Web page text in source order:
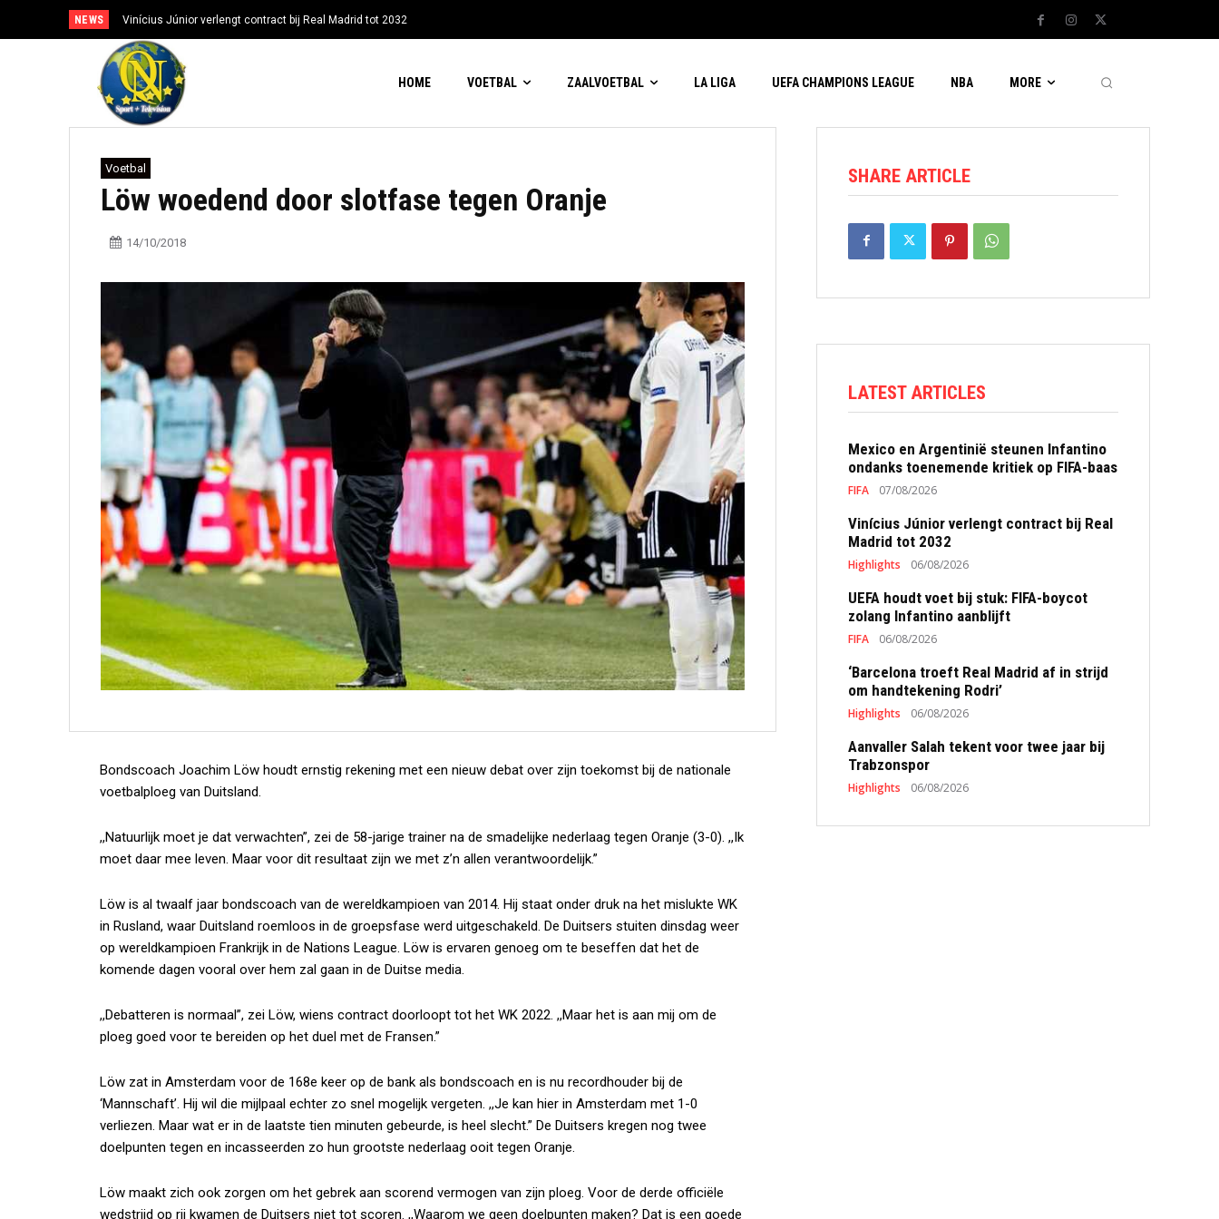
NEWS Vinícius Júnior verlengt contract bij Real Madrid tot 2032
HOME VOETBAL ZAALVOETBAL LA LIGA UEFA CHAMPIONS LEAGUE NBA MORE
Voetbal
Löw woedend door slotfase tegen Oranje
14/10/2018
Bondscoach Joachim Löw houdt ernstig rekening met een nieuw debat over zijn toekomst bij de nationale
voetbalploeg van Duitsland.
,,Natuurlijk moet je dat verwachten”, zei de 58-jarige trainer na de smadelijke nederlaag tegen Oranje (3-0). ,,Ik
moet daar mee leven. Maar voor dit resultaat zijn we met z’n allen verantwoordelijk.”
Löw is al twaalf jaar bondscoach van de wereldkampioen van 2014. Hij staat onder druk na het mislukte WK
in Rusland, waar Duitsland roemloos in de groepsfase werd uitgeschakeld. De Duitsers stuiten dinsdag weer
op wereldkampioen Frankrijk in de Nations League. Löw is ervaren genoeg om te beseffen dat het de
komende dagen vooral over hem zal gaan in de Duitse media.
,,Debatteren is normaal”, zei Löw, wiens contract doorloopt tot het WK 2022. ,,Maar het is aan mij om de
ploeg goed voor te bereiden op het duel met de Fransen.”
Löw zat in Amsterdam voor de 168e keer op de bank als bondscoach en is nu recordhouder bij de
‘Mannschaft’. Hij wil die mijlpaal echter zo snel mogelijk vergeten. ,,Je kan hier in Amsterdam met 1-0
verliezen. Maar wat er in de laatste tien minuten gebeurde, is heel slecht.” De Duitsers kregen nog twee
doelpunten tegen en incasseerden zo hun grootste nederlaag ooit tegen Oranje.
Löw maakt zich ook zorgen om het gebrek aan scorend vermogen van zijn ploeg. Voor de derde officiële
wedstrijd op rij kwamen de Duitsers niet tot scoren. ,,Waarom we geen doelpunten maken? Dat is een goede
SHARE ARTICLE
LATEST ARTICLES
Mexico en Argentinië steunen Infantino
ondanks toenemende kritiek op FIFA-baas
FIFA 07/08/2026
Vinícius Júnior verlengt contract bij Real
Madrid tot 2032
Highlights 06/08/2026
UEFA houdt voet bij stuk: FIFA-boycot
zolang Infantino aanblijft
FIFA 06/08/2026
‘Barcelona troeft Real Madrid af in strijd
om handtekening Rodri’
Highlights 06/08/2026
Aanvaller Salah tekent voor twee jaar bij
Trabzonspor
Highlights 06/08/2026